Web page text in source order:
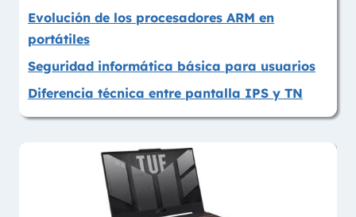
Evolución de los procesadores ARM en
portátiles
Seguridad informática básica para usuarios
Diferencia técnica entre pantalla IPS y TN